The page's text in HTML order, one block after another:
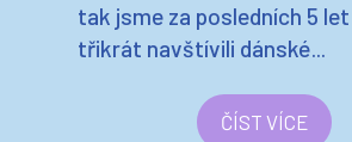
tak jsme za posledních 5
třikrát navštívili dánské...
ČÍST VÍCE